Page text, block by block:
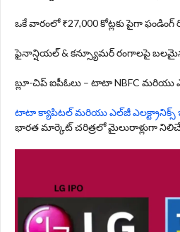
ఒకే వారంలో ₹27,000 కోట్లకు పైగా ఫండింగ్
ఫైనాన్షియల్ & కన్స్యూమర్ రంగాలపై
బ్లూ-చిప్ ఐపీఓలు – టాటా NBFC
టాటా క్యాపిటల్ మరియు ఎల్‌జీ
భారత మార్కెట్ చరిత్రలో మైలురాళ్లుగా